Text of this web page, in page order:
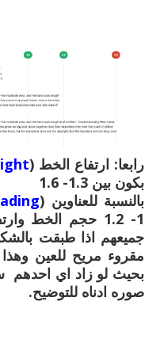
رابعا: ارتفاع الخط (
بكون بين 1.3- 1.6
بالنسبة للعناوين (
1- 1.2 حجم
جميعهم اذا طبقت
مقروء مريح للعين
بحيث لو زاد اي
صوره ادناه للتوضيح.